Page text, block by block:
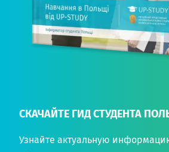
СКАЧАЙТЕ ГИД СТУДЕНТА
Узнайте актуальную